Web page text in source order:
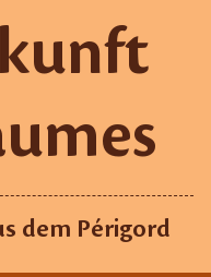
dem Périgord